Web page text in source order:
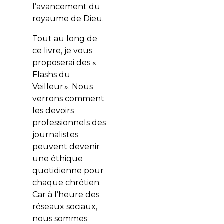
l’avancement du
royaume de Dieu.
Tout au long de
ce livre, je vous
proposerai des «
Flashs du
Veilleur ». Nous
verrons comment
les devoirs
professionnels des
journalistes
peuvent devenir
une éthique
quotidienne pour
chaque chrétien.
Car à l’heure des
réseaux sociaux,
nous sommes